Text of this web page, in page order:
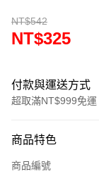
NT$542
NT$325
付款與運送方式
超取滿NT$999免運
信用卡一次付款
商品特色
商品編號